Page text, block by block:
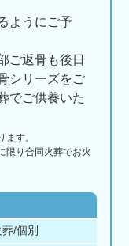
ようにご予
ご返骨も後日
シリーズをご
でご供養いた
ます。
限り合同火葬でお火
/個別